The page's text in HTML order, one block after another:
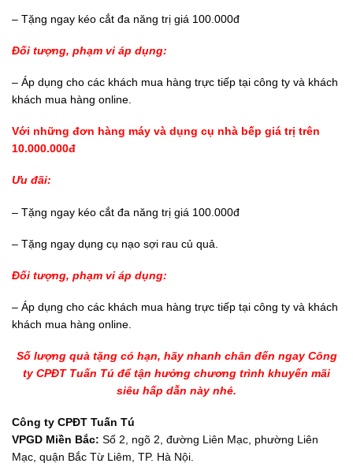
– Tặng ngay kéo cắt đa năng trị giá 100.000đ
Đối tượng, phạm vi áp dụng:
– Áp dụng cho các khách mua hàng trực tiếp tại công ty và khách
khách mua hàng online.
Với những đơn hàng máy và dụng cụ nhà bếp giá trị trên
10.000.000đ
Ưu đãi:
– Tặng ngay kéo cắt đa năng trị giá 100.000đ
– Tặng ngay dụng cụ nạo sợi rau củ quả.
Đối tượng, phạm vi áp dụng:
– Áp dụng cho các khách mua hàng trực tiếp tại công ty và khách
khách mua hàng online.
Số lượng quà tặng có hạn, hãy nhanh chân đến ngay Công
ty CPĐT Tuấn Tú để tận hưởng chương trình khuyến mãi
siêu hấp dẫn này nhé.
Công ty CPĐT Tuấn Tú
VPGD Miền Bắc: Số 2, ngõ 2, đường Liên Mạc, phường Liên
Mạc, quận Bắc Từ Liêm, TP. Hà Nội.